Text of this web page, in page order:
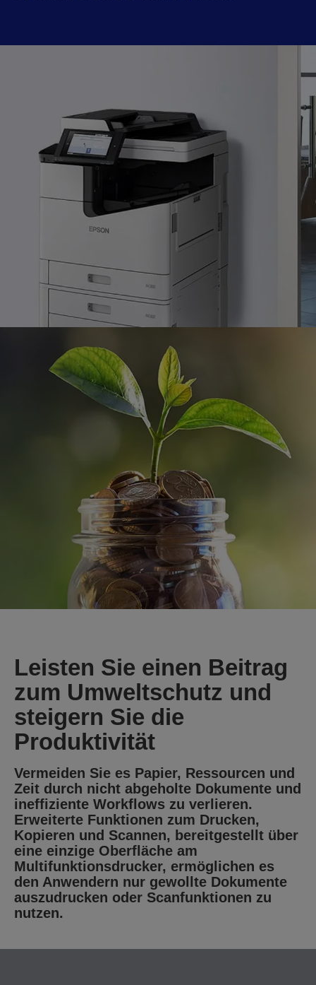
Leisten Sie einen Beitrag
zum Umweltschutz und
steigern Sie die
Produktivität
Vermeiden Sie es Papier, Ressourcen und
Zeit durch nicht abgeholte Dokumente und
ineffiziente Workflows zu verlieren.
Erweiterte Funktionen zum Drucken,
Kopieren und Scannen, bereitgestellt über
eine einzige Oberfläche am
Multifunktionsdrucker, ermöglichen es
den Anwendern nur gewollte Dokumente
auszudrucken oder Scanfunktionen zu
nutzen.